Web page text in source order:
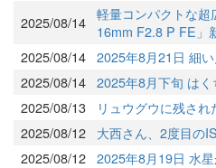
2025/08/14 軽量コンパクトな
16mm F2.8 P FE」
2025/08/14 2025年8月21日 細
2025/08/14 2025年8月下旬 は
2025/08/13
リュウグウに残さ
2025/08/12
大西さん、2度目の
2025/08/12 2025年8月19日 水